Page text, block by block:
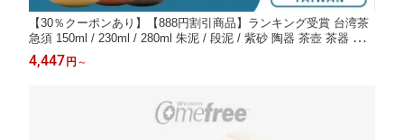
【30％クーポンあり】【888円割引商品】ランキング受賞 台湾茶
急須 150ml / 230ml / 280ml 朱泥 / 段泥 / 紫砂 陶器 茶壺 茶器 テ
ィーポット プーアル茶 ウーロン茶 烏龍茶 ジャスミン茶 紅茶【有
茶時】台湾発
4,447 円 ～